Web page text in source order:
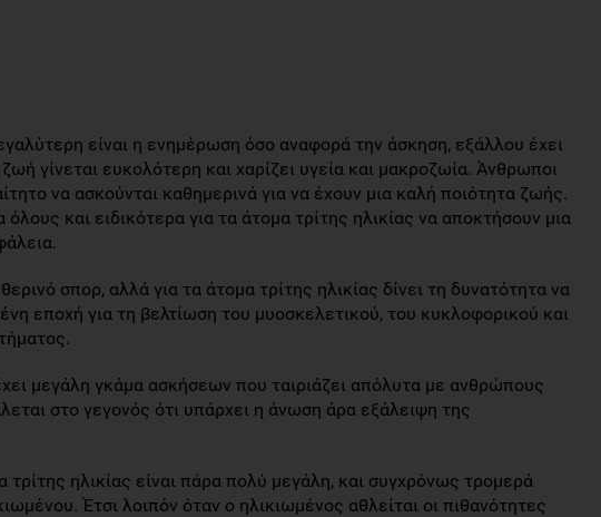
είναι η ενημέρωση όσο αναφορά την άσκηση, εξάλλου έχει
γίνεται ευκολότερη και χαρίζει υγεία και μακροζωία. Άνθρωποι
να ασκούνται καθημερινά για να έχουν μια καλή ποιότητα ζωής.
όλους και ειδικότερα για τα άτομα τρίτης ηλικίας να αποκτήσουν μια
σπορ, αλλά για τα άτομα τρίτης ηλικίας δίνει τη δυνατότητα να
εποχή για τη βελτίωση του μυοσκελετικού, του κυκλοφορικού και
μεγάλη γκάμα ασκήσεων που ταιριάζει απόλυτα με ανθρώπους
στο γεγονός ότι υπάρχει η άνωση άρα εξάλειψη της
ηλικίας είναι πάρα πολύ μεγάλη, και συγχρόνως τρομερά
Έτσι λοιπόν όταν ο ηλικιωμένος αθλείται οι πιθανότητες